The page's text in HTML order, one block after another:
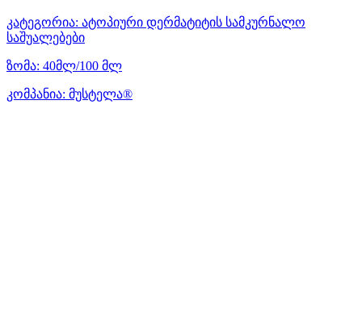
კატეგორია: ატოპიური დერმატიტის სამკურნალო
საშუალებები
ზომა: 40მლ/100 მლ
კომპანია: მუსტელა®